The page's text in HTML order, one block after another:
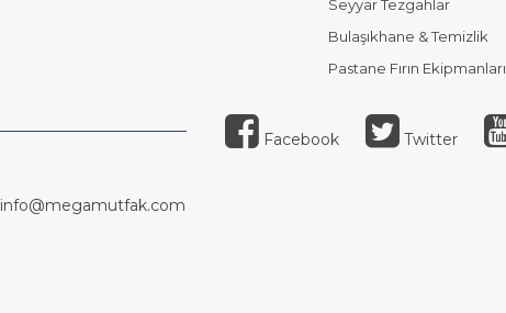
Seyyar Tezgahlar
Bulaşıkhane & Temizlik
Pastane Fırın Ekipmanları
Facebook Twitter
info@megamutfak.com